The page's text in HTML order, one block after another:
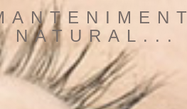
NATURAL...